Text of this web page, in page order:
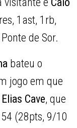
1ast, 1rb,
de Sor.
bateu o
jogo em que
Elias Cave, que
(28pts, 9/10